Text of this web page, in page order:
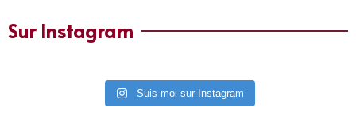
Sur Instagram
Suis moi sur Instagram